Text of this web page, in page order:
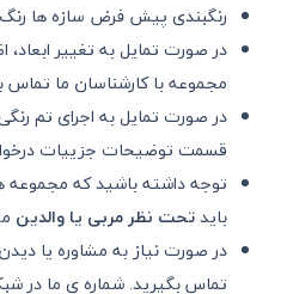
رنگبندی پیش فرض سازه ها
در صورت تمایل به تغییر
مجموعه با کارشناسان ما تماس
در صورت تمایل به اجرای تم
قسمت توضیحات جزییات
توجه داشته باشید که
بایدتحت نظر مربی یا والدین
در صورت نیاز به مشاوره یا
تماس بگیرید. شماره ی ما در شبکه های